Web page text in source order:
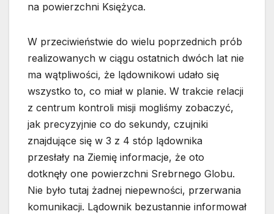
na powierzchni Księżyca.
W przeciwieństwie do wielu poprzednich prób
realizowanych w ciągu ostatnich dwóch lat nie
ma wątpliwości, że lądownikowi udało się
wszystko to, co miał w planie. W trakcie relacji
z centrum kontroli misji mogliśmy zobaczyć,
jak precyzyjnie co do sekundy, czujniki
znajdujące się w 3 z 4 stóp lądownika
przesłały na Ziemię informacje, że oto
dotknęły one powierzchni Srebrnego Globu.
Nie było tutaj żadnej niepewności, przerwania
komunikacji. Lądownik bezustannie informował